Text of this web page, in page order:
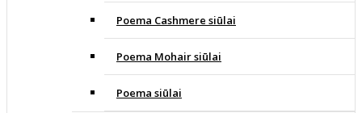
Poema Cashmere siūlai
Poema Mohair siūlai
Poema siūlai